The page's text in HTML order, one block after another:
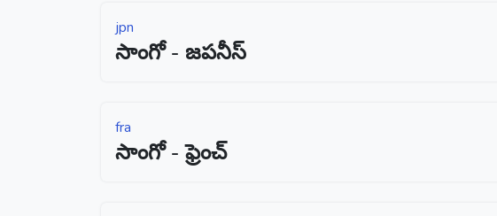
jpn
సాంగో - జపనీస్
fra
సాంగో - ఫ్రెంచ్